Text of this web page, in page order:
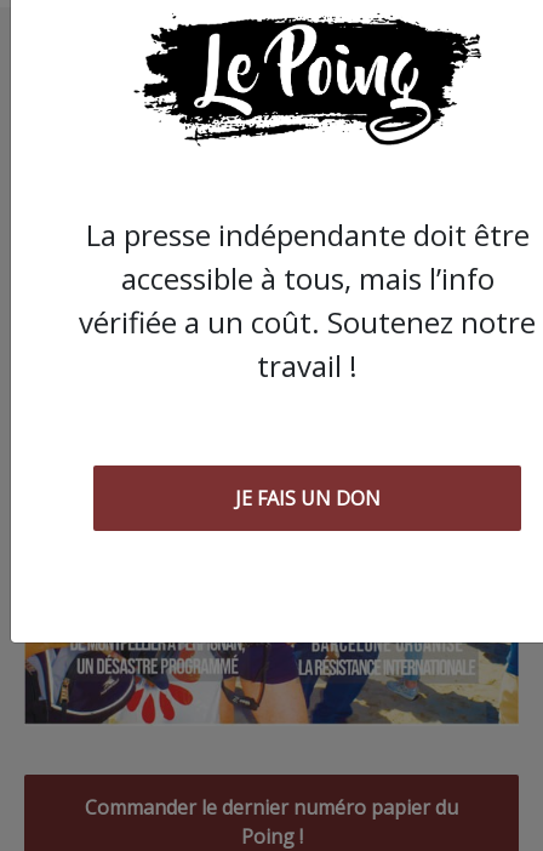
Commander le dernier numéro papier du
Poing !
La presse indépendante doit être
accessible à tous, mais l’info
vérifiée a un coût. Soutenez notre
travail !
JE FAIS UN DON